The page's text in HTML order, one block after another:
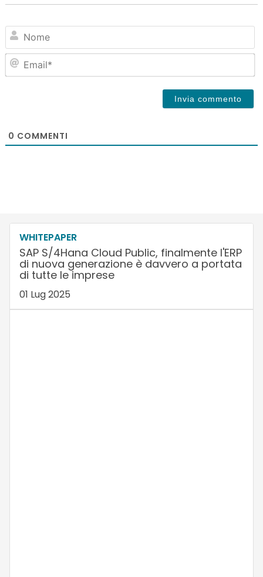
0 COMMENTI
WHITEPAPER
SAP S/4Hana Cloud Public, finalmente l'ERP
di nuova generazione è davvero a portata
di tutte le imprese
01 Lug 2025